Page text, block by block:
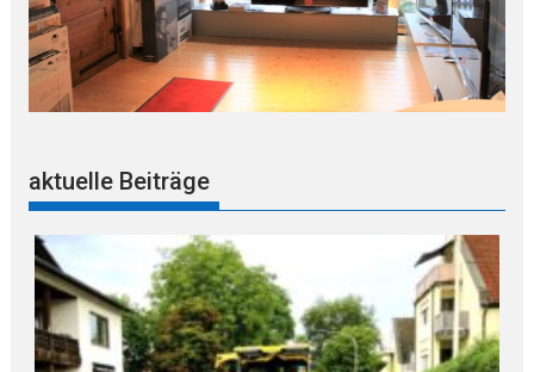
aktuelle Beiträge